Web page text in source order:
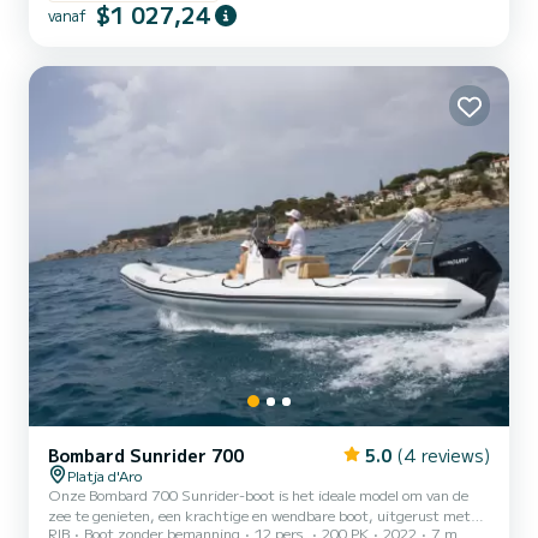
Mort, etc.) of naar de charmante hoekjes van Calella en Illes
Formigues kunt verkennen. Het schip is inclusief brandstof evenals
Ideaal voor grote groepen, vieringen, evenementen,...
vanaf $1 027,24
Bombard Sunrider 700 5.0 (4 reviews)
Platja d'Aro
Onze Bombard 700 Sunrider-boot is het ideale model om van de
zee te genieten, een krachtige en wendbare boot, uitgerust met
RIB Boot zonder bemanning 12 pers. 200 PK 2022 7 m